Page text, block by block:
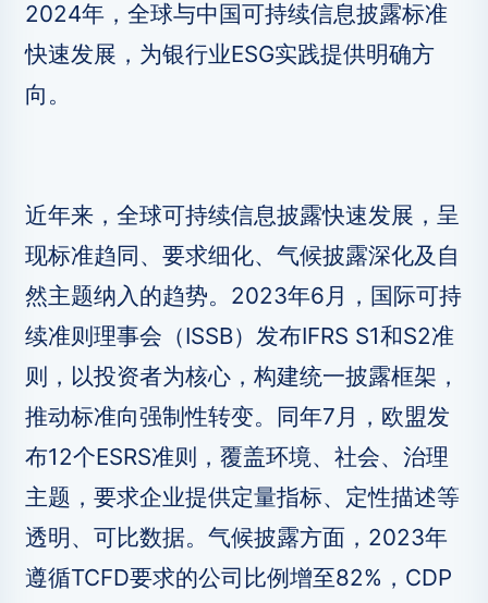
2024年，全球与中国可持续信息披露标准
快速发展，为银行业ESG实践提供明确方
向。
近年来，全球可持续信息披露快速发展，呈
现标准趋同、要求细化、气候披露深化及自
然主题纳入的趋势。2023年6月，国际可持
续准则理事会（ISSB）发布IFRS S1和S2准
则，以投资者为核心，构建统一披露框架，
推动标准向强制性转变。同年7月，欧盟发
布12个ESRS准则，覆盖环境、社会、治理
主题，要求企业提供定量指标、定性描述等
透明、可比数据。气候披露方面，2023年
遵循TCFD要求的公司比例增至82%，CDP